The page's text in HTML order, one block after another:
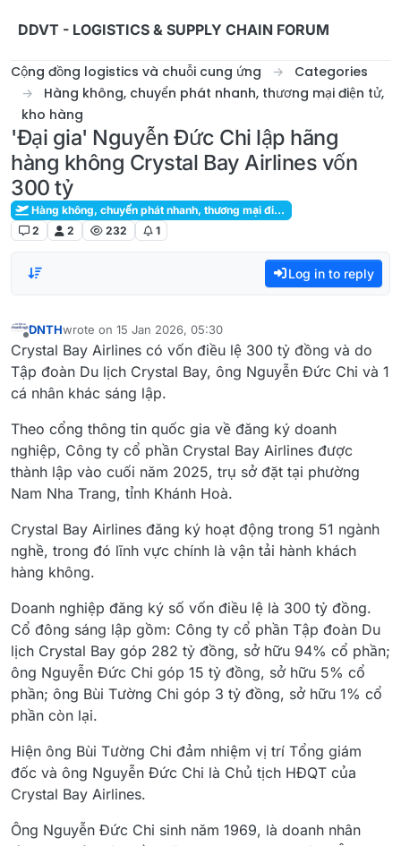
DDVT - LOGISTICS & SUPPLY CHAIN FORUM
Cộng đồng logistics và chuỗi cung ứng
Categories
Hàng không, chuyển phát nhanh, thương mại điện tử,
kho hàng
'Đại gia' Nguyễn Đức Chi lập hãng
hàng không Crystal Bay Airlines vốn
300 tỷ
Hàng không, chuyển phát nhanh, thương mại điện tử, kho hàng
2
2 232 1
Log in to reply
Offline
DNTHwrote on 15 Jan 2026, 05:30
last edited by
Crystal Bay Airlines có vốn điều lệ 300 tỷ đồng và do
Tập đoàn Du lịch Crystal Bay, ông Nguyễn Đức Chi và 1
cá nhân khác sáng lập.
Theo cổng thông tin quốc gia về đăng ký doanh
nghiệp, Công ty cổ phần Crystal Bay Airlines được
thành lập vào cuối năm 2025, trụ sở đặt tại phường
Nam Nha Trang, tỉnh Khánh Hoà.
Crystal Bay Airlines đăng ký hoạt động trong 51 ngành
nghề, trong đó lĩnh vực chính là vận tải hành khách
hàng không.
Doanh nghiệp đăng ký số vốn điều lệ là 300 tỷ đồng.
Cổ đông sáng lập gồm: Công ty cổ phần Tập đoàn Du
lịch Crystal Bay góp 282 tỷ đồng, sở hữu 94% cổ phần;
ông Nguyễn Đức Chi góp 15 tỷ đồng, sở hữu 5% cổ
phần; ông Bùi Tường Chi góp 3 tỷ đồng, sở hữu 1% cổ
phần còn lại.
Hiện ông Bùi Tường Chi đảm nhiệm vị trí Tổng giám
đốc và ông Nguyễn Đức Chi là Chủ tịch HĐQT của
Crystal Bay Airlines.
Ông Nguyễn Đức Chi sinh năm 1969, là doanh nhân